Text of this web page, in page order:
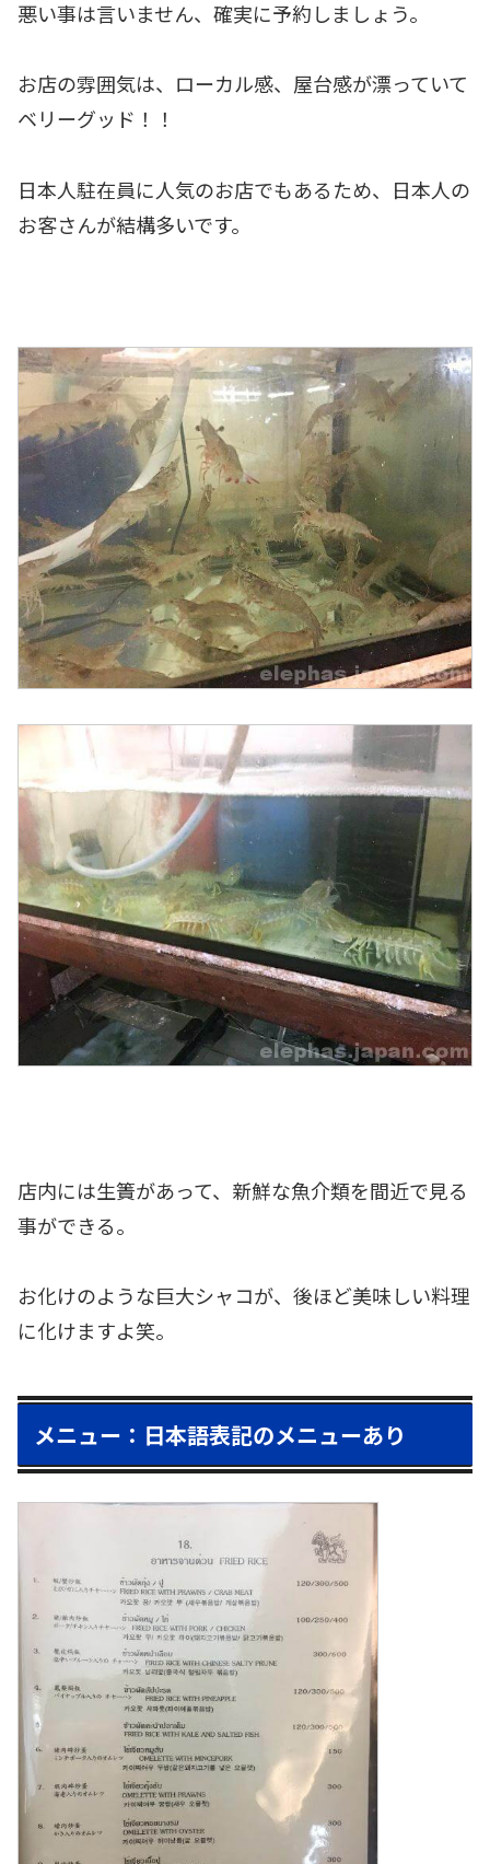
悪い事は言いません、確実に予約しましょう。
お店の雰囲気は、ローカル感、屋台感が漂っていて
ベリーグッド！！
日本人駐在員に人気のお店でもあるため、日本人の
お客さんが結構多いです。
店内には生簀があって、新鮮な魚介類を間近で見る
事ができる。
お化けのような巨大シャコが、後ほど美味しい料理
に化けますよ笑。
メニュー：日本語表記のメニューあり